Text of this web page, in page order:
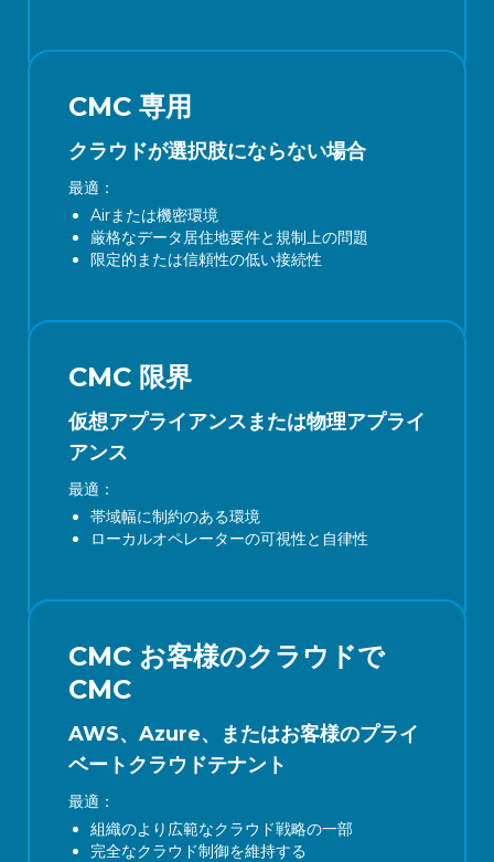
CMC 専用
クラウドが選択肢にならない場合
最適：
Airまたは機密環境
厳格なデータ居住地要件と規制上の問題
限定的または信頼性の低い接続性
CMC 限界
仮想アプライアンスまたは物理アプライ
アンス
最適：
帯域幅に制約のある環境
ローカルオペレーターの可視性と自律性
CMC お客様のクラウドで
CMC
AWS、Azure、またはお客様のプライ
ベートクラウドテナント
最適：
組織のより広範なクラウド戦略の一部
完全なクラウド制御を維持する